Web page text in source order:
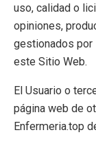
uso, calidad o
opiniones,
gestionados por
este Sitio Web.
El Usuario o
página web de
Enfermeria.top